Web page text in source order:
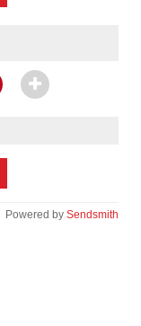
Powered by Sendsmith